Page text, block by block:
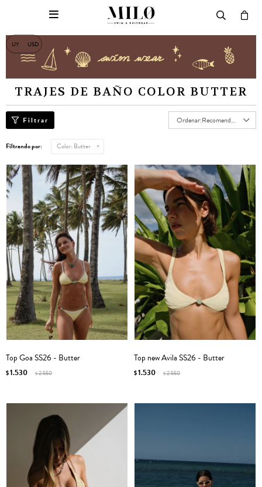
UY USD

TRAJES DE BAÑO COLOR BUTTER
Recomendados
Filtrando por: Color: Butter
Top Goa SS26 - Butter
$1.530 $2.550
Top new Avila SS26 - Butter
$1.530 $2.550